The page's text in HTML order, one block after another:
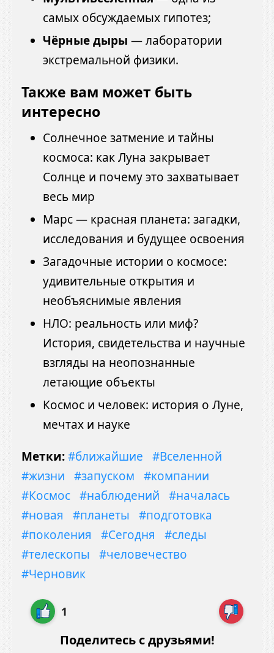
самых обсуждаемых гипотез;
Чёрные дыры — лаборатории
экстремальной физики.
Также вам может быть
интересно
Солнечное затмение и тайны
космоса: как Луна закрывает
Солнце и почему это захватывает
весь мир
Марс — красная планета: загадки,
исследования и будущее освоения
Загадочные истории о космосе:
удивительные открытия и
необъяснимые явления
НЛО: реальность или миф?
История, свидетельства и научные
взгляды на неопознанные
летающие объекты
Космос и человек: история о Луне,
мечтах и науке
Метки:#ближайшие
#Вселенной
#жизни
#запуском
#компании
#Космос #наблюдений
#началась
#новая
#планеты
#подготовка
#поколения
#Сегодня
#следы
#телескопы
#человечество
#Черновик
1
Поделитесь с друзьями!